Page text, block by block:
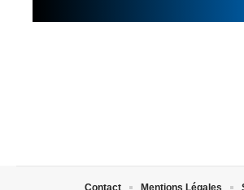
Contact Mentions Légales